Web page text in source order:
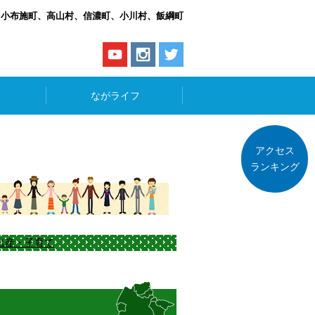
布施町、高山村、信濃町、小川村、飯綱町
ながライフ
産・子育て
アクセス
ランキング